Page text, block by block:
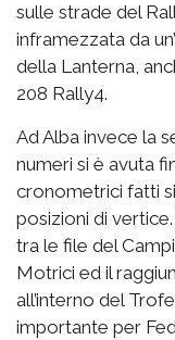
sulle strade del
inframezzata da
della Lanterna,
208 Rally4.
Ad Alba invece la
numeri si è avuta
cronometrici fatti
posizioni di
tra le file del
Motrici ed il
all’interno del
importante per